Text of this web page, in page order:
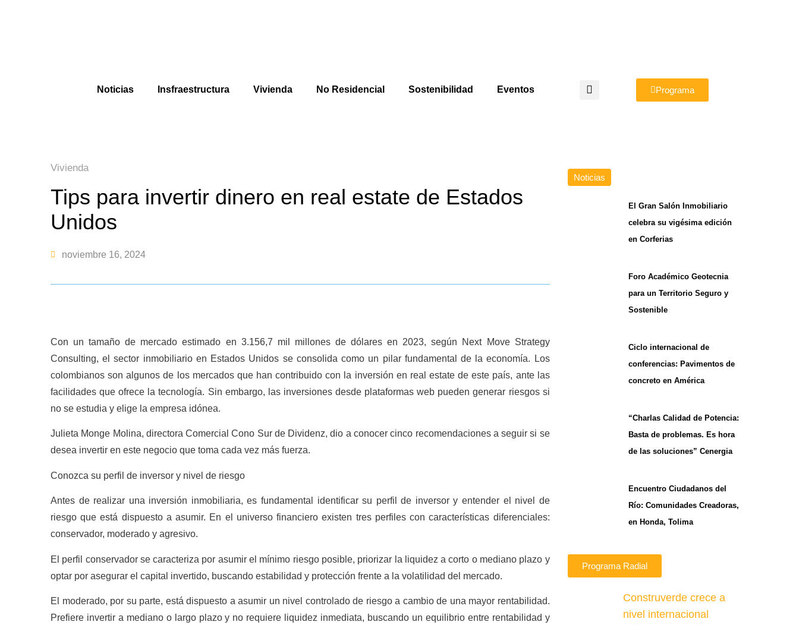
Noticias Insfraestructura Vivienda No Residencial Sostenibilidad Eventos Programa
Vivienda
Tips para invertir dinero en real estate de Estados
Unidos
noviembre 16, 2024
Con un tamaño de mercado estimado en 3.156,7 mil millones de dólares en 2023, según Next Move Strategy
Consulting, el sector inmobiliario en Estados Unidos se consolida como un pilar fundamental de la economía. Los
colombianos son algunos de los mercados que han contribuido con la inversión en real estate de este país, ante las
facilidades que ofrece la tecnología. Sin embargo, las inversiones desde plataformas web pueden generar riesgos si
no se estudia y elige la empresa idónea.
Julieta Monge Molina, directora Comercial Cono Sur de Dividenz, dio a conocer cinco recomendaciones a seguir si se
desea invertir en este negocio que toma cada vez más fuerza.
Conozca su perfil de inversor y nivel de riesgo
Antes de realizar una inversión inmobiliaria, es fundamental identificar su perfil de inversor y entender el nivel de
riesgo que está dispuesto a asumir. En el universo financiero existen tres perfiles con características diferenciales:
conservador, moderado y agresivo.
El perfil conservador se caracteriza por asumir el mínimo riesgo posible, priorizar la liquidez a corto o mediano plazo y
optar por asegurar el capital invertido, buscando estabilidad y protección frente a la volatilidad del mercado.
El moderado, por su parte, está dispuesto a asumir un nivel controlado de riesgo a cambio de una mayor rentabilidad.
Prefiere invertir a mediano o largo plazo y no requiere liquidez inmediata, buscando un equilibrio entre rentabilidad y
Noticias
El Gran Salón Inmobiliario
celebra su vigésima edición
en Corferias
Foro Académico Geotecnia
para un Territorio Seguro y
Sostenible
Ciclo internacional de
conferencias: Pavimentos de
concreto en América
“Charlas Calidad de Potencia:
Basta de problemas. Es hora
de las soluciones” Cenergia
Encuentro Ciudadanos del
Río: Comunidades Creadoras,
en Honda, Tolima
Programa Radial
Construverde crece a
nivel internacional